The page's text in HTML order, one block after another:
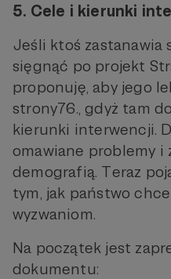
5. Cele i kierunki
Jeśli ktoś zastanawia
sięgnąć po projekt
proponuję, aby jego
strony76., gdyż tam
kierunki interwencji.
omawiane problemy i
demografią. Teraz
tym, jak państwo
wyzwaniom.
Na początek jest
dokumentu: